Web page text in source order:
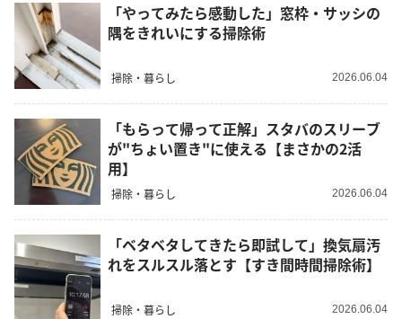
「やってみたら感動した」窓枠・サッシの
隅をきれいにする掃除術
掃除・暮らし 2026.06.04
「もらって帰って正解」スタバのスリーブ
が"ちょい置き"に使える【まさかの2活
用】
掃除・暮らし 2026.06.04
「ベタベタしてきたら即試して」換気扇汚
れをスルスル落とす【すき間時間掃除術】
掃除・暮らし 2026.06.04